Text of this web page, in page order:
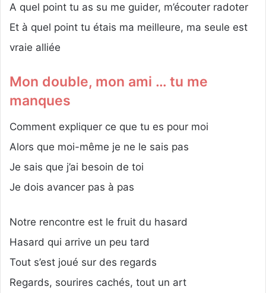
A quel point tu as su me guider, m’écouter radoter
Et à quel point tu étais ma meilleure, ma seule est
vraie alliée
Mon double, mon ami … tu me
manques
Comment expliquer ce que tu es pour moi
Alors que moi-même je ne le sais pas
Je sais que j’ai besoin de toi
Je dois avancer pas à pas
Notre rencontre est le fruit du hasard
Hasard qui arrive un peu tard
Tout s’est joué sur des regards
Regards, sourires cachés, tout un art